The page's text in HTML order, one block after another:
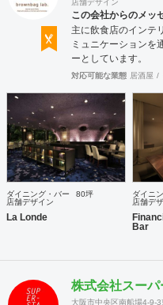
店舗デザイン
この会社からのメッ
主に飲食店のインテ
ミュニケーションを
ーとしています。
対応可能な業態 居酒屋
ダイニング・バー
80坪
店舗デザイン
La Londe
ダイニ
店舗デ
Bar
株式会社スー
大阪市中央区南船場4-9-